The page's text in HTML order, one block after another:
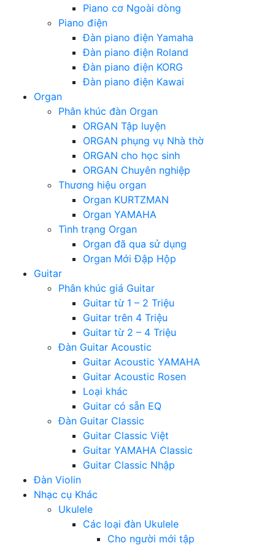
Piano cơ Ngoài dòng
Piano điện
Đàn piano điện Yamaha
Đàn piano điện Roland
Đàn piano điện KORG
Đàn piano điện Kawai
Organ
Phân khúc đàn Organ
ORGAN Tập luyện
ORGAN phụng vụ Nhà thờ
ORGAN cho học sinh
ORGAN Chuyên nghiệp
Thương hiệu organ
Organ KURTZMAN
Organ YAMAHA
Tình trạng Organ
Organ đã qua sử dụng
Organ Mới Đập Hộp
Guitar
Phân khúc giá Guitar
Guitar từ 1 – 2 Triệu
Guitar trên 4 Triệu
Guitar từ 2 – 4 Triệu
Đàn Guitar Acoustic
Guitar Acoustic YAMAHA
Guitar Acoustic Rosen
Loại khác
Guitar có sẵn EQ
Đàn Guitar Classic
Guitar Classic Việt
Guitar YAMAHA Classic
Guitar Classic Nhập
Đàn Violin
Nhạc cụ Khác
Ukulele
Các loại đàn Ukulele
Cho người mới tập